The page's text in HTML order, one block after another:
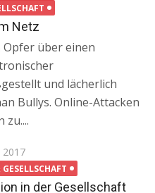
Netz
Opfer über einen
und lächerlich
Bullys. Online-Attacken
2017
in der Gesellschaft